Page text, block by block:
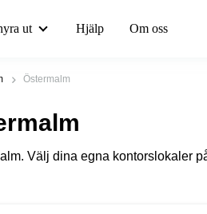
ut Hjälp Om oss
Östermalm
Välj dina egna kontorslokaler